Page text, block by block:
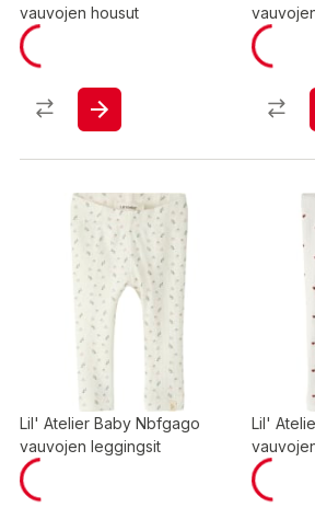
vauvojen housut
Lil' Atelier Baby Nbfgago
vauvojen leggingsit
Lil'